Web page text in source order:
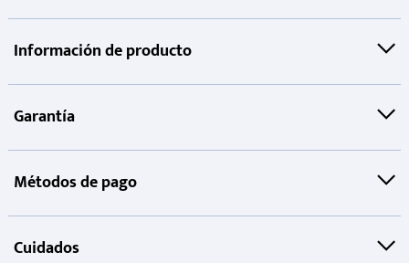
Información de producto
Garantía
Métodos de pago
Cuidados